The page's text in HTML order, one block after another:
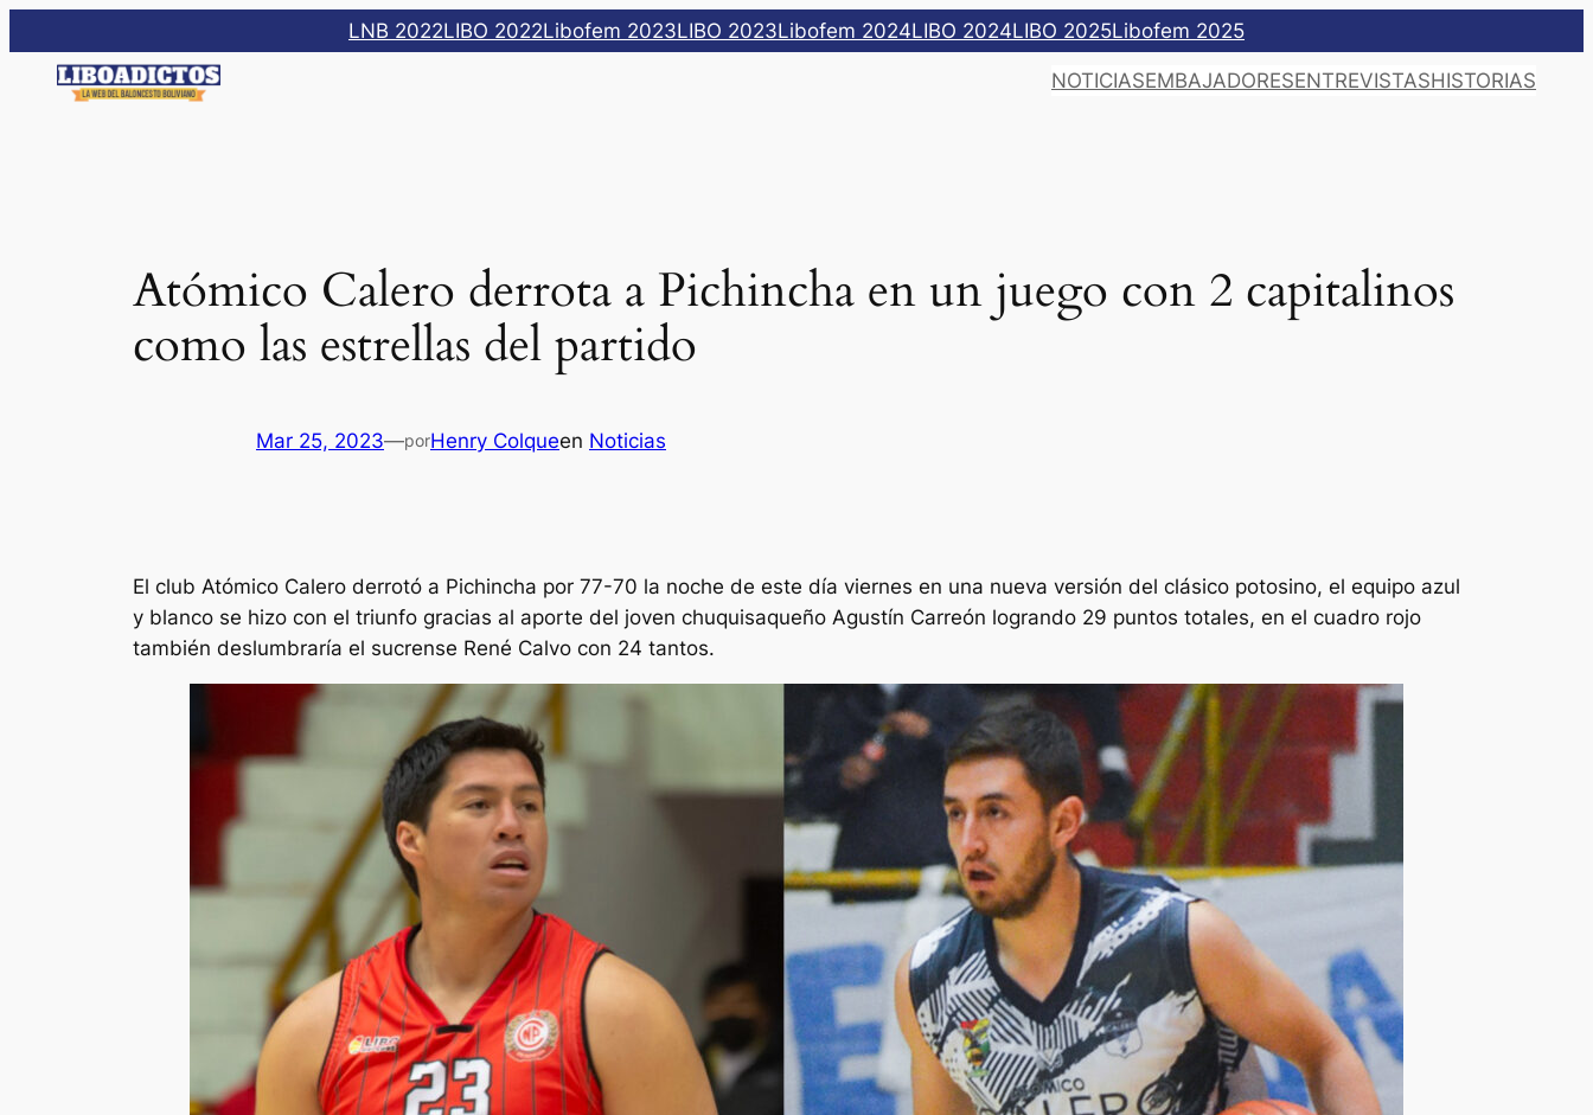
al
contenido
LNB 2022LIBO 2022Libofem 2023LIBO 2023Libofem 2024LIBO 2024LIBO 2025Libofem 2025
NOTICIASEMBAJADORESENTREVISTASHISTORIAS
Atómico Calero derrota a Pichincha en un juego con 2 capitalinos
como las estrellas del partido
Mar 25, 2023—porHenry Colqueen Noticias
El club Atómico Calero derrotó a Pichincha por 77-70 la noche de este día viernes en una nueva versión del clásico potosino, el equipo azul
y blanco se hizo con el triunfo gracias al aporte del joven chuquisaqueño Agustín Carreón logrando 29 puntos totales, en el cuadro rojo
también deslumbraría el sucrense René Calvo con 24 tantos.